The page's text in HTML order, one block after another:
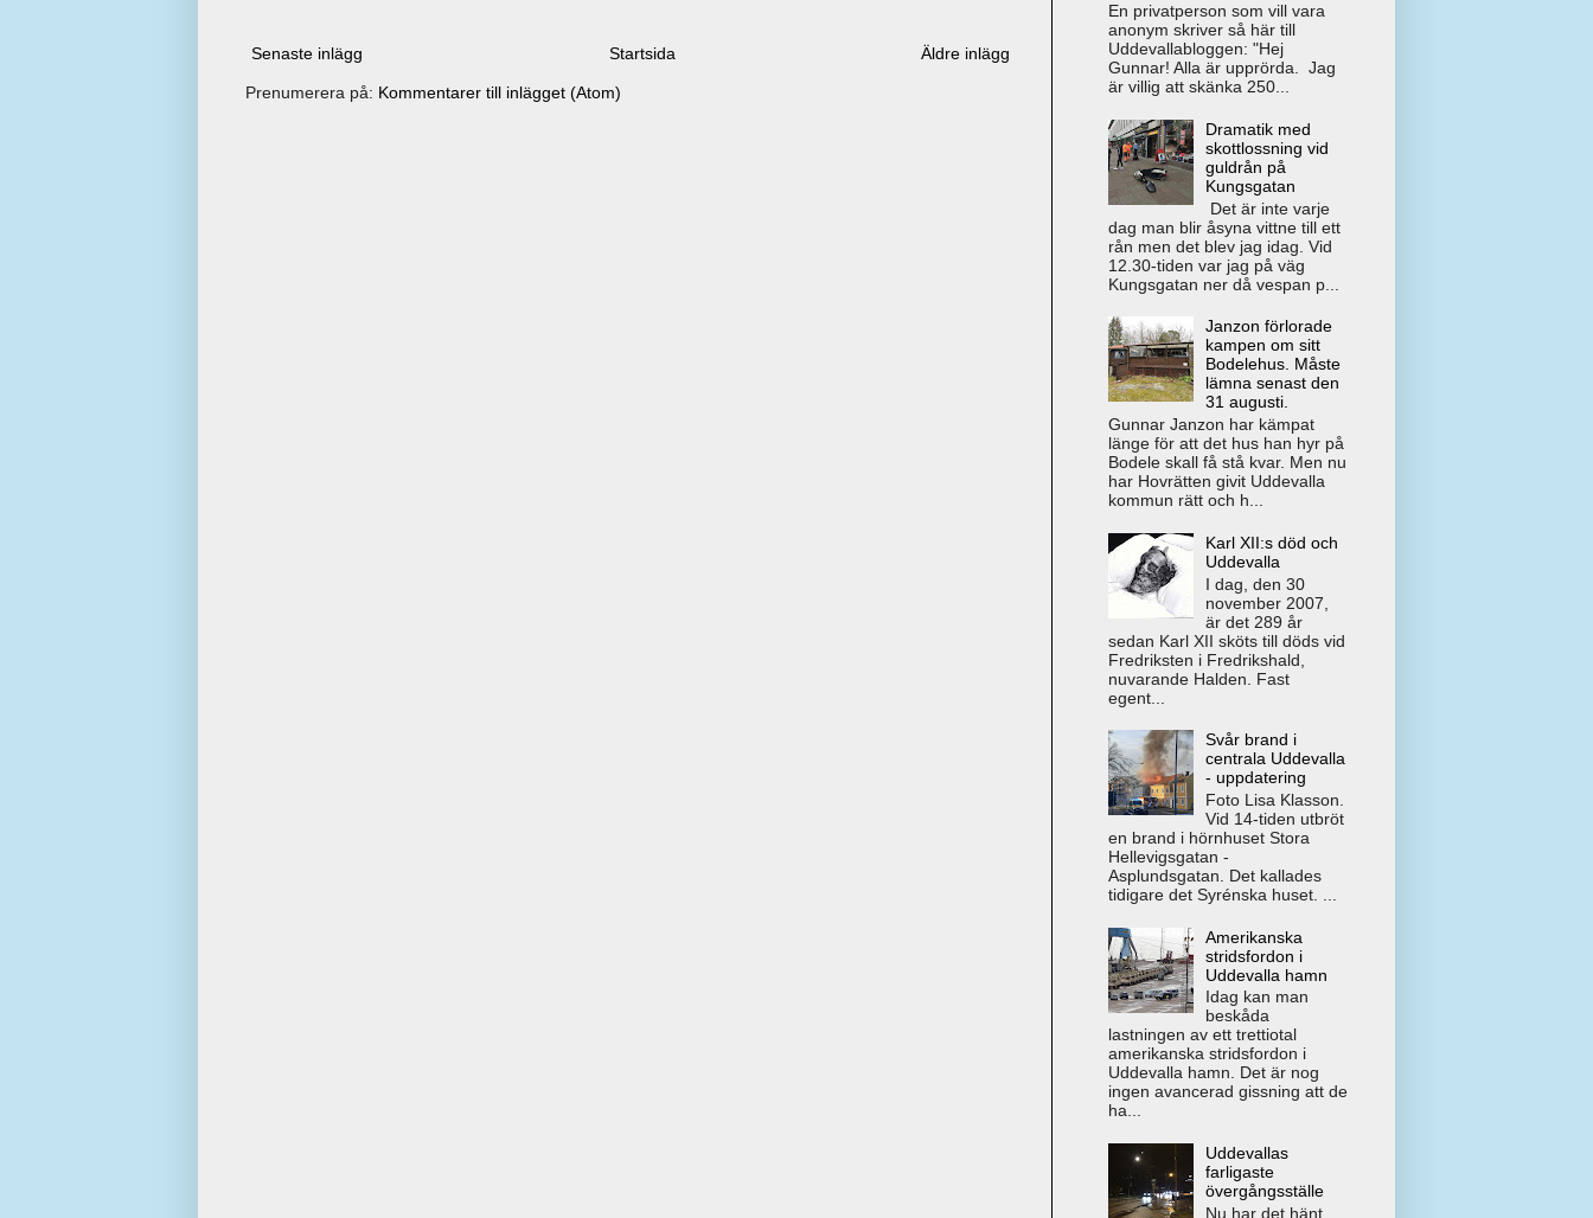
Senaste inlägg Äldre inlägg
Startsida
Prenumerera på: Kommentarer till inlägget (Atom)
En privatperson som vill vara
anonym skriver så här till
Uddevallabloggen: "Hej
Gunnar! Alla är upprörda. Jag
är villig att skänka 250...
Dramatik med
skottlossning vid
guldrån på
Kungsgatan
Det är inte varje
dag man blir åsyna vittne till ett
rån men det blev jag idag. Vid
12.30-tiden var jag på väg
Kungsgatan ner då vespan p...
Janzon förlorade
kampen om sitt
Bodelehus. Måste
lämna senast den
31 augusti.
Gunnar Janzon har kämpat
länge för att det hus han hyr på
Bodele skall få stå kvar. Men nu
har Hovrätten givit Uddevalla
kommun rätt och h...
Karl XII:s död och
Uddevalla
I dag, den 30
november 2007,
är det 289 år
sedan Karl XII sköts till döds vid
Fredriksten i Fredrikshald,
nuvarande Halden. Fast
egent...
Svår brand i
centrala Uddevalla
- uppdatering
Foto Lisa Klasson.
Vid 14-tiden utbröt
en brand i hörnhuset Stora
Hellevigsgatan -
Asplundsgatan. Det kallades
tidigare det Syrénska huset. ...
Amerikanska
stridsfordon i
Uddevalla hamn
Idag kan man
beskåda
lastningen av ett trettiotal
amerikanska stridsfordon i
Uddevalla hamn. Det är nog
ingen avancerad gissning att de
ha...
Uddevallas
farligaste
övergångsställe
Nu har det hänt